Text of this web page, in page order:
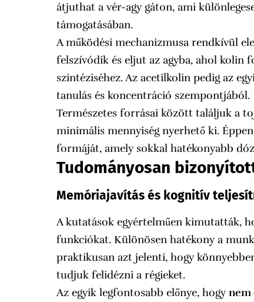
átjuthat a vér-agy gáton, ami
támogatásában.
A működési mechanizmusa rendkívül
felszívódik és eljut az agyba, ahol kolin
szintéziséhez. Az acetilkolin pedig az
tanulás és koncentráció szempontjából.
Természetes forrásai között találjuk a
minimális mennyiség nyerhető ki.
formáját, amely sokkal hatékonyabb
Tudományosan
Memóriajavítás és kognitív
A kutatások egyértelműen kimutatták,
funkciókat. Különösen hatékony a
praktikusan azt jelenti, hogy
tudjuk felidézni a régieket.
Az egyik legfontosabb előnye, hogynem